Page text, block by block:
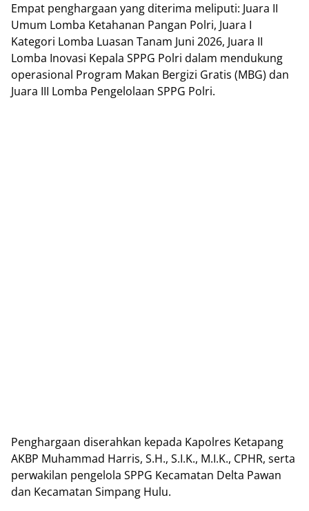
Empat penghargaan yang diterima meliputi: Juara II
Umum Lomba Ketahanan Pangan Polri, Juara I
Kategori Lomba Luasan Tanam Juni 2026, Juara II
Lomba Inovasi Kepala SPPG Polri dalam mendukung
operasional Program Makan Bergizi Gratis (MBG) dan
Juara III Lomba Pengelolaan SPPG Polri.
Penghargaan diserahkan kepada Kapolres Ketapang
AKBP Muhammad Harris, S.H., S.I.K., M.I.K., CPHR, serta
perwakilan pengelola SPPG Kecamatan Delta Pawan
dan Kecamatan Simpang Hulu.